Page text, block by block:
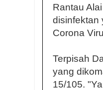
Rantau
disinfektan
Corona
Terpisah
yang
15/105.